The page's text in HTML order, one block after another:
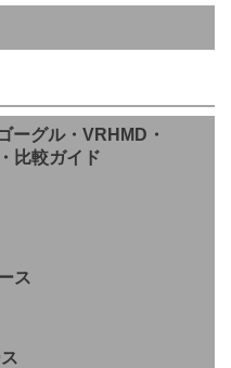
ーグル・VRHMD・
比較ガイド
ス